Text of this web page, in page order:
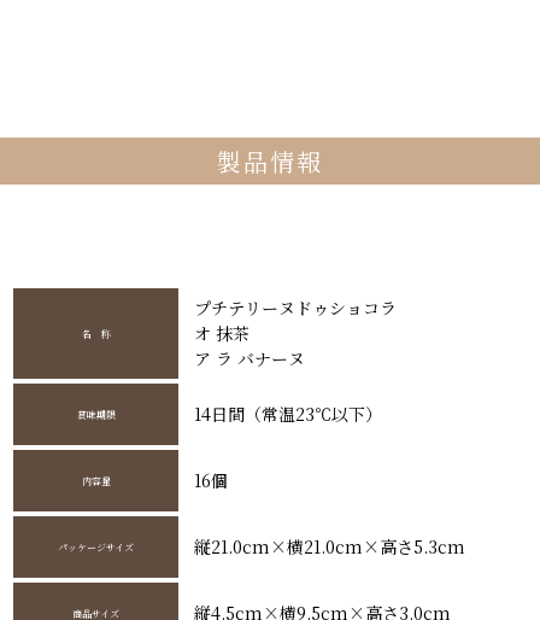
製品情報
名 称
プチテリーヌドゥショコラ
オ 抹茶
ア ラ バナーヌ
賞味期限 14日間（常温23℃以下）
内容量 16個
パッケージサイズ 縦21.0cm×横21.0cm×高さ5.3cm
商品サイズ 縦4.5cm×横9.5cm×高さ3.0cm